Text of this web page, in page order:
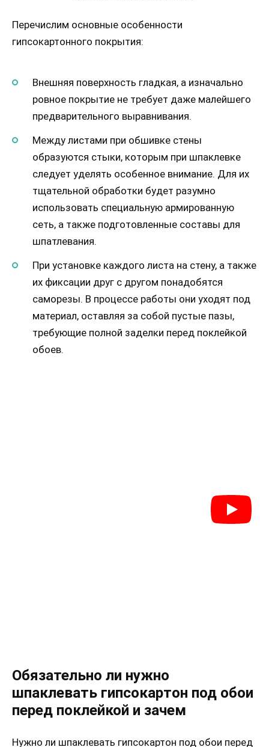
Перечислим основные особенности
гипсокартонного покрытия:
Внешняя поверхность гладкая, а изначально
ровное покрытие не требует даже малейшего
предварительного выравнивания.
Между листами при обшивке стены
образуются стыки, которым при шпаклевке
следует уделять особенное внимание. Для их
тщательной обработки будет разумно
использовать специальную армированную
сеть, а также подготовленные составы для
шпатлевания.
При установке каждого листа на стену, а также
их фиксации друг с другом понадобятся
саморезы. В процессе работы они уходят под
материал, оставляя за собой пустые пазы,
требующие полной заделки перед поклейкой
обоев.
Обязательно ли нужно
шпаклевать гипсокартон под обои
перед поклейкой и зачем
Нужно ли шпаклевать гипсокартон под обои перед